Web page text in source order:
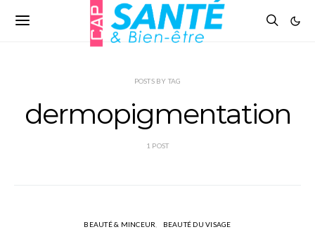
POSTS BY TAG
dermopigmentation
1 POST
BEAUTÉ & MINCEUR BEAUTÉ DU VISAGE